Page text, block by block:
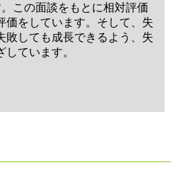
この面談をもとに相対評価
価をしています。そして、失
敗しても成長できるよう、失
ています。